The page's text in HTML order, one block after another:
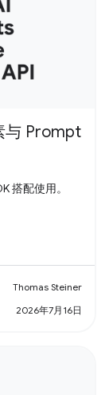
与 Prompt
搭配使用。
Thomas Steiner
2026年7月16日